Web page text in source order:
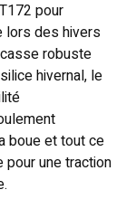
pour
lors des hivers
robuste
hivernal, le
boue et tout ce
pour une traction